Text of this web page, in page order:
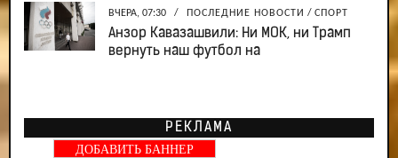
ВЧЕРА, 07:30 / ПОСЛЕДНИЕ НОВОСТИ / СПОРТ
Анзор Кавазашвили: Ни МОК, ни Трамп
вернуть наш футбол на
РЕКЛАМА
ДОБАВИТЬ БАННЕР